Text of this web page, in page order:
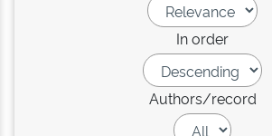
In order
Authors/record